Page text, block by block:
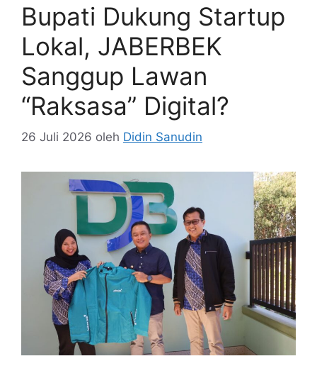
Bupati Dukung Startup
Lokal, JABERBEK
Sanggup Lawan
“Raksasa” Digital?
26 Juli 2026 oleh Didin Sanudin